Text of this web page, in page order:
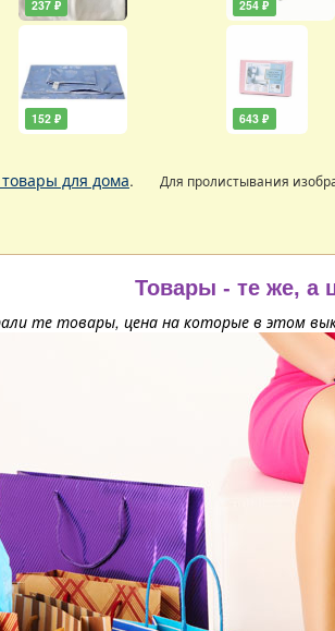
237 ₽
152 ₽
254 ₽
643 ₽
для дома. Для пролистывания
Товары - те же, а
те товары, цена на которые в этом